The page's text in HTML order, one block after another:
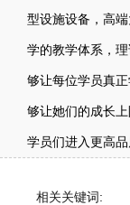
型设施设备，高
学的教学体系，
够让每位学员真
够让她们的成长
学员们进入更高品
相关关键词: